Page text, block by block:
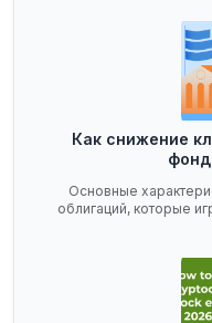
Как снижение
Основные
облигаций, которые